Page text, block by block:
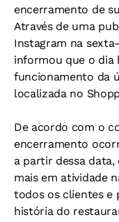
encerramento de
Através de uma
Instagram na
informou que o dia
funcionamento da
localizada no
De acordo com o
encerramento
a partir dessa data,
mais em atividade
todos os clientes e
história do